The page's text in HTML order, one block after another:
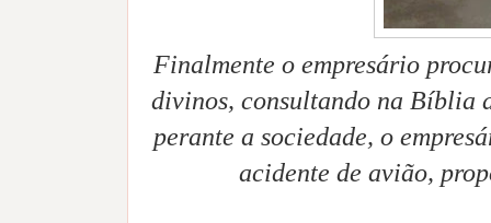
Finalmente o empresário
divinos, consultando na Bíblia
perante a sociedade, o
acidente de avião,